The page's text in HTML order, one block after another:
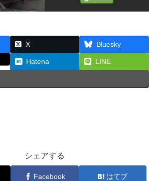
X
Bluesky
Hatena LINE
シェアする
Facebook はてブ